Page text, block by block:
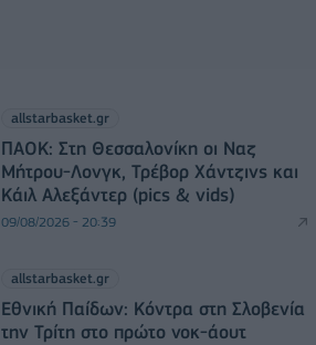
allstarbasket.gr
ΠΑΟΚ: Στη Θεσσαλονίκη οι Ναζ
Μήτρου-Λονγκ, Τρέβορ Χάντζινς και
Κάιλ Αλεξάντερ (pics & vids)
09/08/2026 - 20:39
allstarbasket.gr
Εθνική Παίδων: Κόντρα στη Σλοβενία
την Τρίτη στο πρώτο νοκ-άουτ